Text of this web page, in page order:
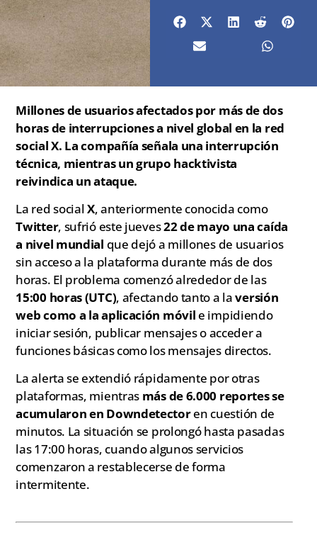
Millones de usuarios afectados por más de dos
horas de interrupciones a nivel global en la red
social X. La compañía señala una interrupción
técnica, mientras un grupo hacktivista
reivindica un ataque.
La red socialX, anteriormente conocida como
Twitter, sufrió este jueves22 de mayo una caída
a nivel mundial que dejó a millones de usuarios
sin acceso a la plataforma durante más de dos
horas. El problema comenzó alrededor de las
15:00 horas (UTC), afectando tanto a laversión
web como a la aplicación móvil e impidiendo
iniciar sesión, publicar mensajes o acceder a
funciones básicas como los mensajes directos.
La alerta se extendió rápidamente por otras
plataformas, mientras más de 6.000 reportes se
acumularon en Downdetectoren cuestión de
minutos. La situación se prolongó hasta pasadas
las 17:00 horas, cuando algunos servicios
comenzaron a restablecerse de forma
intermitente.